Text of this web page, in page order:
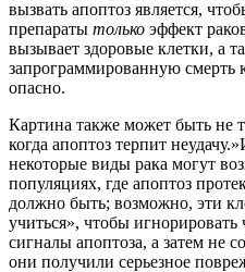
вызвать апоптоз является,
препараты только эффект
вызывает здоровые клетки, а
запрограммированную смерть
опасно.
Картина также может быть не
когда апоптоз терпит
некоторые виды рака могут
популяциях, где апоптоз
должно быть; возможно, эти
учиться», чтобы
сигналы апоптоза, а затем не
они получили серьезное